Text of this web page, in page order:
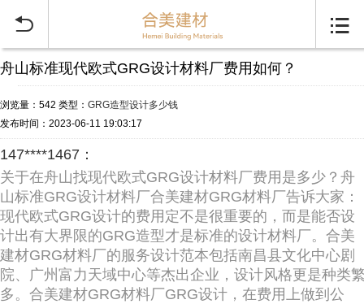
 
舟山标准现代欧式GRG设计材料厂费用如何？
浏览量：542 类型： GRG造型设计多少钱
发布时间：2023-06-11 19:03:17
147****1467：
关于在舟山找现代欧式GRG设计材料厂费用是多少？舟
山标准GRG设计材料厂合美建材GRG材料厂告诉大家：
现代欧式GRG设计的费用定不是很重要的，而是能否设
计出有大界限的GRG造型才是标准的设计材料厂。合美
建材GRG材料厂的服务设计范本包括南昌县文化中心剧
院、广州富力天域中心等杰出企业，设计风格更是种类
多。合美建材GRG材料厂GRG设计，在费用上做到公